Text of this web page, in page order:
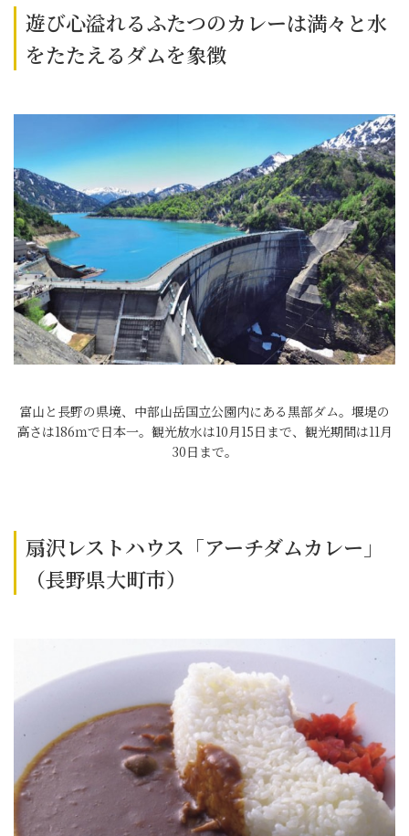
遊び心溢れるふたつのカレーは満々と水
をたたえるダムを象徴
富山と長野の県境、中部山岳国立公園内にある黒部ダム。堰堤の
高さは186ｍで日本一。観光放水は10月15日まで、観光期間は11月
30日まで。
扇沢レストハウス「アーチダムカレー」
（長野県大町市）